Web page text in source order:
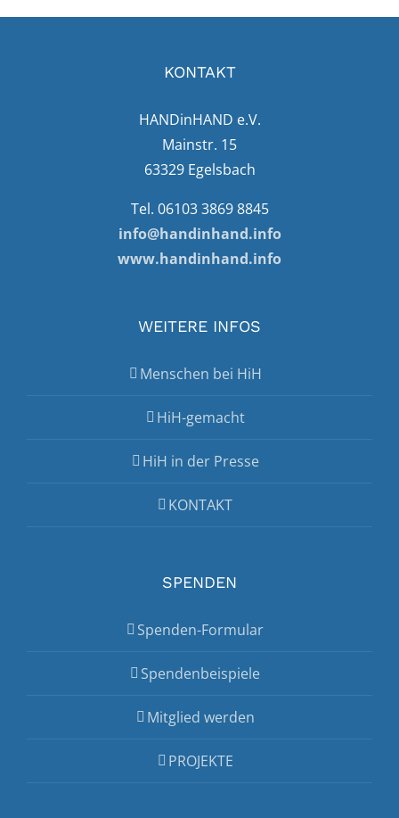
KONTAKT
HANDinHAND e.V.
Mainstr. 15
63329 Egelsbach
Tel. 06103 3869 8845
info@handinhand.info
www.handinhand.info
WEITERE INFOS
Menschen bei HiH
HiH-gemacht
HiH in der Presse
KONTAKT
SPENDEN
Spenden-Formular
Spendenbeispiele
Mitglied werden
PROJEKTE